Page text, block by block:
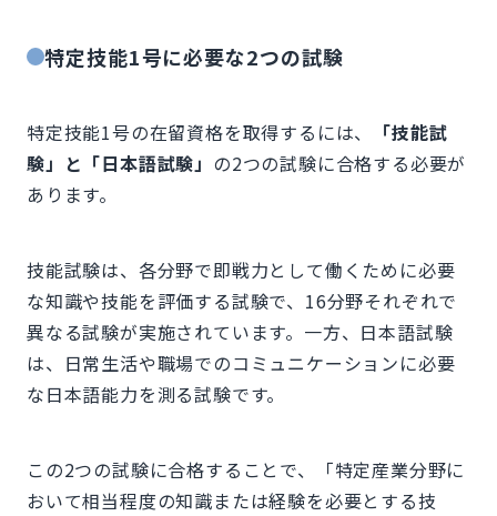
特定技能1号に必要な2つの試験
特定技能1号の在留資格を取得するには、
「技能試
験」と「日本語試験」 の2つの試験に合格する必要が
あります。
技能試験は、各分野で即戦力として働くために必要
な知識や技能を評価する試験で、16分野それぞれで
異なる試験が実施されています。一方、日本語試験
は、日常生活や職場でのコミュニケーションに必要
な日本語能力を測る試験です。
この2つの試験に合格することで、「特定産業分野に
おいて相当程度の知識または経験を必要とする技